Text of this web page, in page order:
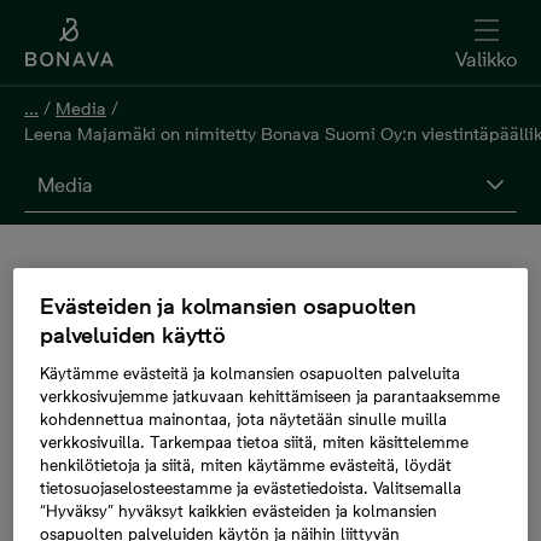
Valikko
... / Media /
Leena Majamäki on nimitetty Bonava Suomi Oy:n
Media
Leena Majamäki on
nimitetty Bonava
Suomi Oy:n
viestintäpäälliköksi
Evästeiden ja kolmansien osapuolten
palveluiden käyttö
Käytämme evästeitä ja kolmansien osapuolten palveluita
verkkosivujemme jatkuvaan kehittämiseen ja parantaaksemme
kohdennettua mainontaa, jota näytetään sinulle muilla
verkkosivuilla. Tarkempaa tietoa siitä, miten käsittelemme
henkilötietoja ja siitä, miten käytämme evästeitä, löydät
tietosuojaselosteestamme ja evästetiedoista. Valitsemalla
“Hyväksy” hyväksyt kaikkien evästeiden ja kolmansien
osapuolten palveluiden käytön ja näihin liittyvän